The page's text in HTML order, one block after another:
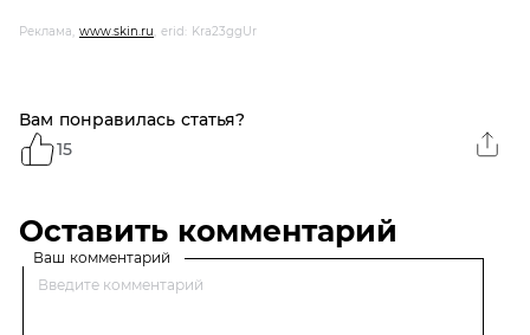
Реклама, www.skin.ru, erid: Kra23ggUr
Вам понравилась статья?
15
Оставить комментарий
Ваш комментарий